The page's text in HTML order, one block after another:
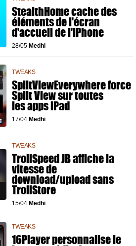
StealthHome cache des
éléments de l'écran
d'accueil de l'iPhone
28/05 Medhi
TWEAKS
SplitViewEverywhere force
Split View sur toutes
les apps iPad
17/04 Medhi
TWEAKS
TrollSpeed JB affiche la
vitesse de
download/upload sans
TrollStore
15/04 Medhi
TWEAKS
16Player personnalise le